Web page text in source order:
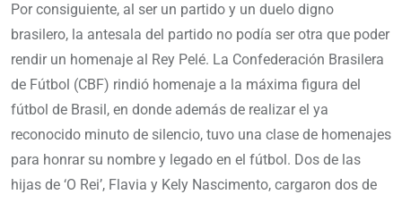
Por consiguiente, al ser un partido y un duelo digno
brasilero, la antesala del partido no podía ser otra que poder
rendir un homenaje al Rey Pelé. La Confederación Brasilera
de Fútbol (CBF) rindió homenaje a la máxima figura del
fútbol de Brasil, en donde además de realizar el ya
reconocido minuto de silencio, tuvo una clase de homenajes
para honrar su nombre y legado en el fútbol. Dos de las
hijas de ‘O Rei’, Flavia y Kely Nascimento, cargaron dos de